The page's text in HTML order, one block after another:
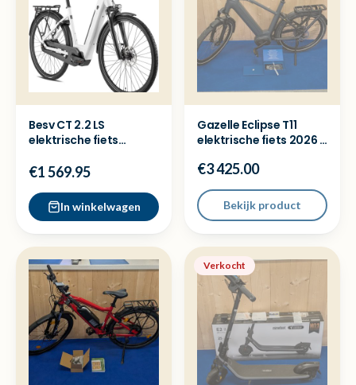
Besv CT 2.2 LS
elektrische fiets
1333km
€1 569.95
In winkelwagen
Gazelle Eclipse T11
elektrische fiets 2026 -
€3 425.00
Bekijk product
Verkocht